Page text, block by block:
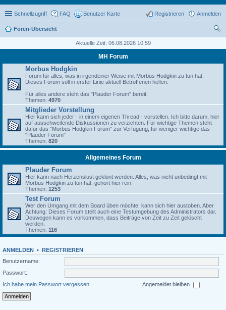
Schnellzugriff FAQ Benutzer Karte Anmelden
Registrieren
Foren-Übersicht
Aktuelle Zeit: 06.08.2026 10:59
MH Forum
Morbus Hodgkin
Forum für alles, was in irgendeiner Weise mit Morbus Hodgkin zu tun hat.
Dieses Forum soll in erster Linie aktuell Betroffenen helfen.
Für alles andere steht das "Plauder Forum" bereit.
Themen: 4970
Mitglieder Vorstellung
Hier kann sich jeder - in einem eigenen Thread - vorstellen. Ich bitte darum, hier
auf ausschweifende Diskussionen zu verzichten. Für wichtige Themen steht
dafür das "Morbus Hodgkin Forum" zur Verfügung, für weniger wichtige das
"Plauder Forum"
Themen: 820
Allgemeines Forum
Plauder Forum
Hier kann nach Herzenslust geklönt werden. Alles, was nicht unbedingt mit
Morbus Hodgkin zu tun hat, gehört hier rein.
Themen: 1253
Test Forum
Wer den Umgang mit dem Board üben möchte, kann sich hier austoben. Aber
Achtung: Dieses Forum stellt auch eine Testumgebung des Administrators dar.
Deswegen kann es vorkommen, dass Beiträge von Zeit zu Zeit gelöscht
werden.
Themen: 116
ANMELDEN • REGISTRIEREN
Benutzername:
Passwort:
Ich habe mein Passwort vergessen
Angemeldet bleiben